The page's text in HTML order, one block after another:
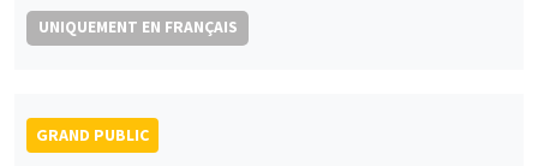
UNIQUEMENT EN FRANÇAIS
GRAND PUBLIC